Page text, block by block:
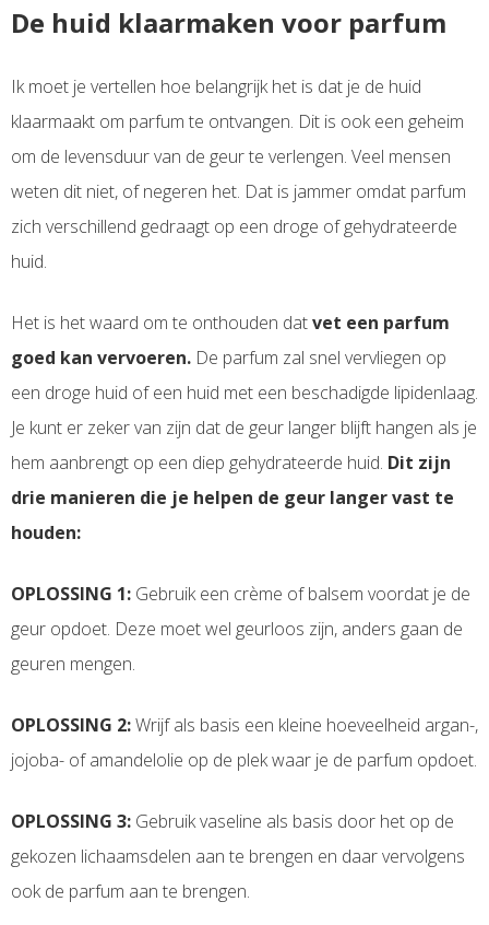
De huid klaarmaken voor parfum
Ik moet je vertellen hoe belangrijk het is dat je de huid
klaarmaakt om parfum te ontvangen. Dit is ook een geheim
om de levensduur van de geur te verlengen. Veel mensen
weten dit niet, of negeren het. Dat is jammer omdat parfum
zich verschillend gedraagt op een droge of gehydrateerde
huid.
Het is het waard om te onthouden datvet een parfum
goed kan vervoeren. De parfum zal snel vervliegen op
een droge huid of een huid met een beschadigde lipidenlaag.
Je kunt er zeker van zijn dat de geur langer blijft hangen als je
hem aanbrengt op een diep gehydrateerde huid. Dit zijn
drie manieren die je helpen de geur langer vast te
houden:
OPLOSSING 1: Gebruik een crème of balsem voordat je de
geur opdoet. Deze moet wel geurloos zijn, anders gaan de
geuren mengen.
OPLOSSING 2:Wrijf als basis een kleine hoeveelheid argan-,
jojoba- of amandelolie op de plek waar je de parfum opdoet.
OPLOSSING 3: Gebruik vaseline als basis door het op de
gekozen lichaamsdelen aan te brengen en daar vervolgens
ook de parfum aan te brengen.